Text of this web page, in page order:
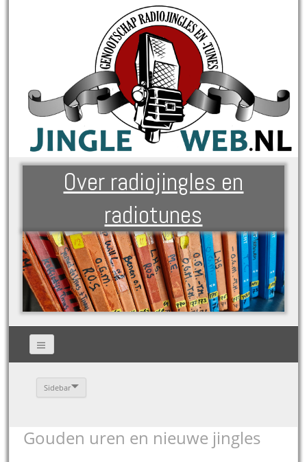
Over radiojingles en
radiotunes
Sidebar
Gouden uren en nieuwe jingles